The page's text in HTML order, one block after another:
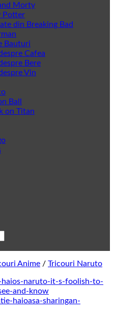
Morty
Potter
din Breaking Bad
Bauturi
Cafea
Bere
Vin
Ball
on Titan
Anime / Tricouri Naruto